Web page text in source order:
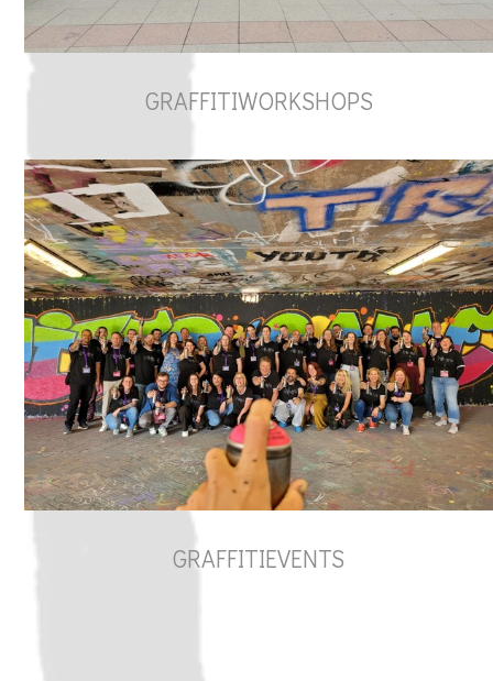
GRAFFITIWORKSHOPS
GRAFFITIEVENTS